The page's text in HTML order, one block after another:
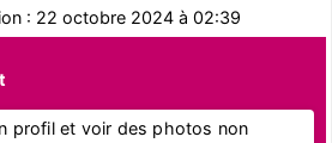
: 22 octobre 2024 à 02:39
profil et voir des photos non